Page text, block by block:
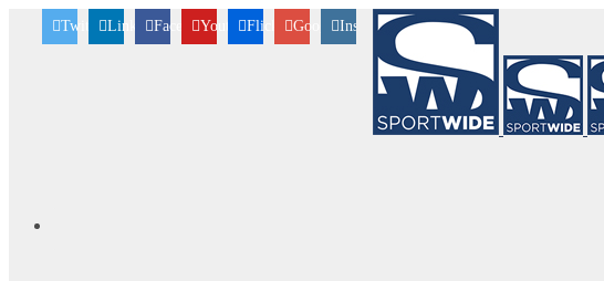
TwitterLinkedinFacebookYoutubeFlickr GoogleplusInstagram